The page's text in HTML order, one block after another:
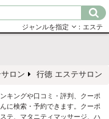
ジャンルを指定 ：エステ
ロン 行徳 エステサロン
キングや口コミ・評判、クーポ
に検索・予約できます。クーポ
テ、マタニティマッサージ、ハ